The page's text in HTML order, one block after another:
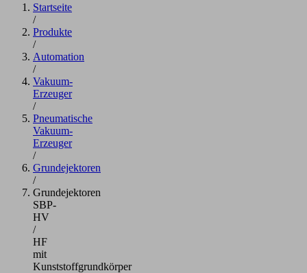
Startseite
/
Produkte
/
Automation
/
Vakuum-
Erzeuger
/
Pneumatische
Vakuum-
Erzeuger
/
Grundejektoren
/
Grundejektoren
SBP-
HV
/
HF
mit
Kunststoffgrundkörper